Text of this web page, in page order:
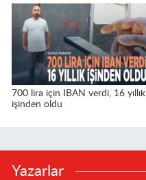
700 lira için IBAN verdi, 16 yıllık
işinden oldu
Yazarlar